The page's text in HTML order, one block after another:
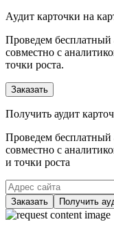
Аудит карточки на
Проведем бесплатный
совместно с
точки роста.
Заказать
Получить аудит
Проведем бесплатный
совместно с
и точки роста
Заказать Получить